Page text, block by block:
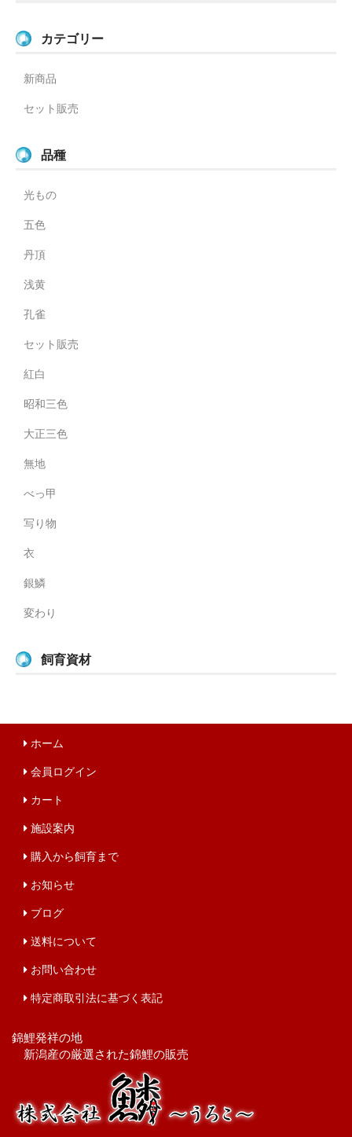
カテゴリー
新商品
セット販売
品種
光もの
五色
丹頂
浅黄
孔雀
セット販売
紅白
昭和三色
大正三色
無地
べっ甲
写り物
衣
銀鱗
変わり
飼育資材
ホーム
会員ログイン
カート
施設案内
購入から飼育まで
お知らせ
ブログ
送料について
お問い合わせ
特定商取引法に基づく表記
錦鯉発祥の地
新潟産の厳選された錦鯉の販売